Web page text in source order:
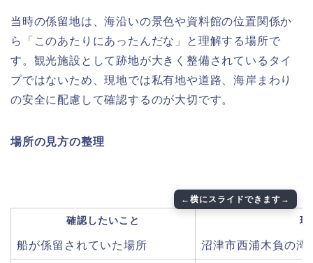
当時の係留地は、海沿いの景色や資料館の位置関係か
ら「このあたりにあったんだな」と理解する場所で
す。観光施設として跡地が大きく整備されているタイ
プではないため、現地では私有地や道路、海岸まわり
の安全に配慮して確認するのが大切です。
場所の見方の整理
確認したいこと 現
船が係留されていた場所 沼津市西浦木負の湾